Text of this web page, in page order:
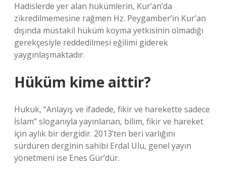
Hadislerde yer alan hükümlerin, Kur’an’da
zikredilmemesine rağmen Hz. Peygamber’in Kur’an
dışında müstakil hüküm koyma yetkisinin olmadığı
gerekçesiyle reddedilmesi eğilimi giderek
yaygınlaşmaktadır.
Hüküm kime aittir?
Hukuk, “Anlayış ve ifadede, fikir ve harekette sadece
İslam” sloganıyla yayınlanan, bilim, fikir ve hareket
için aylık bir dergidir. 2013’ten beri varlığını
sürdüren derginin sahibi Erdal Ulu, genel yayın
yönetmeni ise Enes Gür’dür.